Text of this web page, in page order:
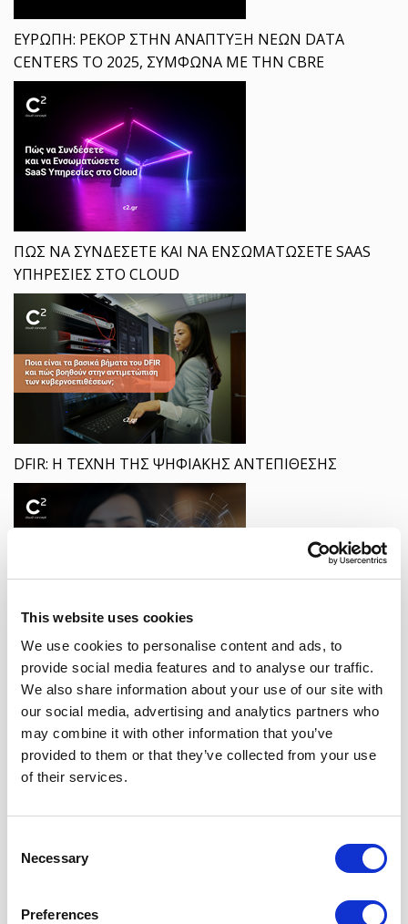
This website uses cookies
We use cookies to personalise content and ads, to
provide social media features and to analyse our traffic.
We also share information about your use of our site with
our social media, advertising and analytics partners who
may combine it with other information that you’ve
provided to them or that they’ve collected from your use
of their services.
Selection
Necessary
Preferences
ΕΥΡΩΠΗ: ΡΕΚΟΡ ΣΤΗΝ ΑΝΑΠΤΥΞΗ ΝΕΩΝ DATA
CENTERS ΤΟ 2025, ΣΥΜΦΩΝΑ ΜΕ ΤΗΝ CBRE
ΠΩΣ ΝΑ ΣΥΝΔΕΣΕΤΕ ΚΑΙ ΝΑ ΕΝΣΩΜΑΤΩΣΕΤΕ SAAS
ΥΠΗΡΕΣΙΕΣ ΣΤΟ CLOUD
DFIR: Η ΤΕΧΝΗ ΤΗΣ ΨΗΦΙΑΚΗΣ ΑΝΤΕΠΙΘΕΣΗΣ
ΕΙΝΑΙ ΤΟ CYBER VAULT Η ΛΥΣΗ ΓΙΑ ΤΗΝ ΑΣΦΑΛΕΙΑ
ΤΩΝ ΔΕΔΟΜΕΝΩΝ ΣΑΣ;
ΣΥΓΚΡΙΝΟΥΜΕ ΤΑ 8 ΔΗΜΟΦΙΛΕΣΤΕΡΑ ΕΡΓΑΛΕΙΑ